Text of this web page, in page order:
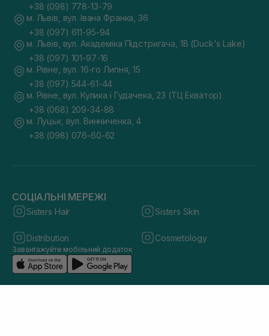
+38 (098) 778-13-79
м. Львів, вул. Івана Франка, 36
+38 (097) 611-95-94
м. Львів, вул. Академіка Підстригача, 1В (Duck's Lake)
+38 (097) 101-97-16
м. Рівне, вул. 16-го Липня, 15
+38 (097) 544-61-44
м. Рівне, вул. Кулика і Гудачека, 23 (ТЦ Екватор)
+38 (068) 209-34-88
м. Луцьк, вул. Винниченка, 4
+38 (098) 076-60-62
СОЦІАЛЬНІ МЕРЕЖІ
Sisters Hair Sisters Skin
Distribution Cosmetology
Завантажуйте мобільний додаток